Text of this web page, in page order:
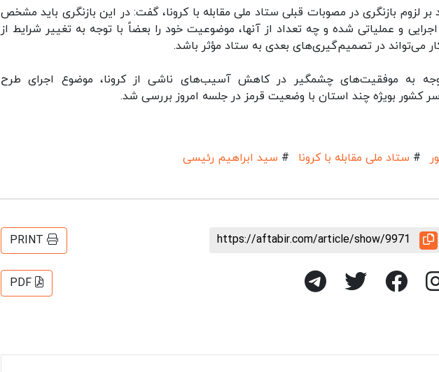
لزوم بازنگری در مصوبات قبلی ستاد ملی مقابله با کرونا، گفت: در این بازنگری باید مشخص
و عملیاتی شده و چه تعداد از آنها، موضوعیت خود را بعضاً با توجه به تغییر شرایط از
می‌تواند در تصمیم‌گیری‌های بعدی به ستاد مؤثر باشد.
به موفقیت‌های چشمگیر در کاهش آسیب‌های ناشی از کرونا، موضوع اجرای طرح
کشور بویژه چند استان با وضعیت قرمز در جلسه امروز بررسی شد.
# ستاد ملی مقابله با کرونا # سید ابراهیم رئیسی
https://aftabir.com/article/show/9971
PRINT
PDF